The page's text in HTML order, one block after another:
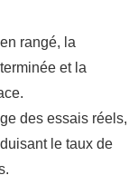
rangé, la
et la
des essais réels,
le taux de